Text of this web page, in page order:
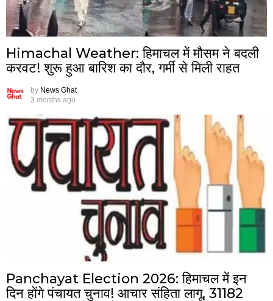
Himachal Weather: हिमाचल में मौसम ने बदली
करवट! शुरू हुआ बारिश का दौर, गर्मी से मिली राहत
by News Ghat
3 months ago
Panchayat Election 2026: हिमाचल में इन
दिन होंगे पंचायत चुनाव! आचार संहिता लागू, 31182